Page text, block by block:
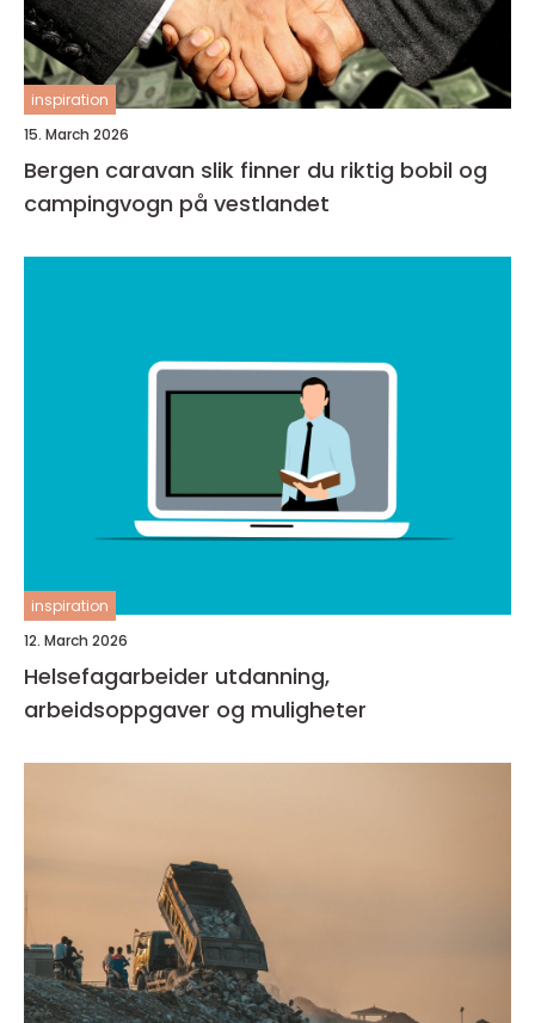
inspiration
15. March 2026
Bergen caravan slik finner du riktig bobil og
campingvogn på vestlandet
inspiration
12. March 2026
Helsefagarbeider utdanning,
arbeidsoppgaver og muligheter